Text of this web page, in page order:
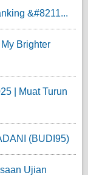
&#8211...
Brighter
| Muat Turun
(BUDI95)
Ujian